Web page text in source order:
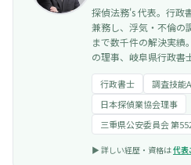
探偵法務's 代表。行政
兼務し、浮気・不倫の
まで数千件の解決実績
の理事、岐阜県行政書
行政書士
調査技能
日本探偵業協会理事
三重県公安委員会 第
▶︎ 詳しい経歴・資格は代表